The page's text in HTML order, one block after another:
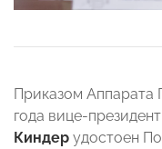
Приказом Аппарата
года вице-
Киндер удостоен